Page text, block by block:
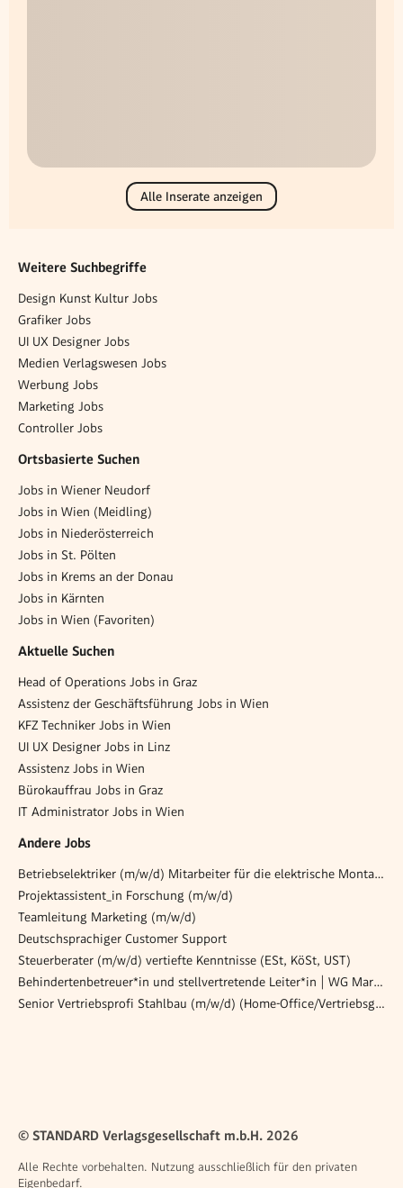
Alle Inserate anzeigen
Weitere Suchbegriffe
Design Kunst Kultur Jobs
Grafiker Jobs
UI UX Designer Jobs
Medien Verlagswesen Jobs
Werbung Jobs
Marketing Jobs
Controller Jobs
Ortsbasierte Suchen
Jobs in Wiener Neudorf
Jobs in Wien (Meidling)
Jobs in Niederösterreich
Jobs in St. Pölten
Jobs in Krems an der Donau
Jobs in Kärnten
Jobs in Wien (Favoriten)
Aktuelle Suchen
Head of Operations Jobs in Graz
Assistenz der Geschäftsführung Jobs in Wien
KFZ Techniker Jobs in Wien
UI UX Designer Jobs in Linz
Assistenz Jobs in Wien
Bürokauffrau Jobs in Graz
IT Administrator Jobs in Wien
Andere Jobs
Betriebselektriker (m/w/d) Mitarbeiter für die elektrische Montage
Projektassistent_in Forschung (m/w/d)
Teamleitung Marketing (m/w/d)
Deutschsprachiger Customer Support
Steuerberater (m/w/d) vertiefte Kenntnisse (ESt, KöSt, UST)
Behindertenbetreuer*in und stellvertretende Leiter*in | WG Maria Wald
Senior Vertriebsprofi Stahlbau (m/w/d) (Home-Office/Vertriebsgebiet: Europa)
© STANDARD Verlagsgesellschaft m.b.H. 2026
Alle Rechte vorbehalten. Nutzung ausschließlich für den privaten
Eigenbedarf.